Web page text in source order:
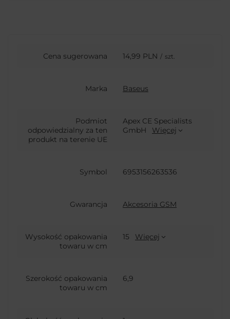
Cena sugerowana 14,99 PLN / szt.
Marka Baseus
Podmiot
odpowiedzialny za ten
produkt na terenie UE
Apex CE Specialists
GmbH
Więcej
Symbol 6953156263536
Gwarancja Akcesoria GSM
Wysokość opakowania
towaru w cm
15 Więcej
Szerokość opakowania
towaru w cm
6,9